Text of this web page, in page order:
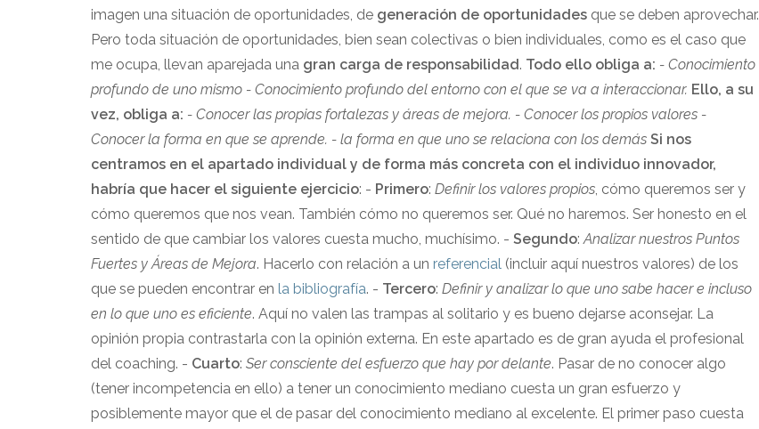
imagen una situación de oportunidades, de generación de oportunidades que se deben aprovechar.
Pero toda situación de oportunidades, bien sean colectivas o bien individuales, como es el caso que
me ocupa, llevan aparejada una gran carga de responsabilidad. Todo ello obliga a: - Conocimiento
profundo de uno mismo - Conocimiento profundo del entorno con el que se va a interaccionar. Ello, a su
vez, obliga a: - Conocer las propias fortalezas y áreas de mejora. - Conocer los propios valores -
Conocer la forma en que se aprende. - la forma en que uno se relaciona con los demás Si nos
centramos en el apartado individual y de forma más concreta con el individuo innovador,
habría que hacer el siguiente ejercicio: - Primero: Definir los valores propios, cómo queremos ser y
cómo queremos que nos vean. También cómo no queremos ser. Qué no haremos. Ser honesto en el
sentido de que cambiar los valores cuesta mucho, muchísimo. - Segundo:Analizar nuestros Puntos
Fuertes y Áreas de Mejora. Hacerlo con relación a un referencial (incluir aquí nuestros valores) de los
que se pueden encontrar en la bibliografía. - Tercero: Definir y analizar lo que uno sabe hacer e incluso
en lo que uno es eficiente. Aquí no valen las trampas al solitario y es bueno dejarse aconsejar. La
opinión propia contrastarla con la opinión externa. En este apartado es de gran ayuda el profesional
del coaching. - Cuarto: Ser consciente del esfuerzo que hay por delante. Pasar de no conocer algo
(tener incompetencia en ello) a tener un conocimiento mediano cuesta un gran esfuerzo y
posiblemente mayor que el de pasar del conocimiento mediano al excelente. El primer paso cuesta